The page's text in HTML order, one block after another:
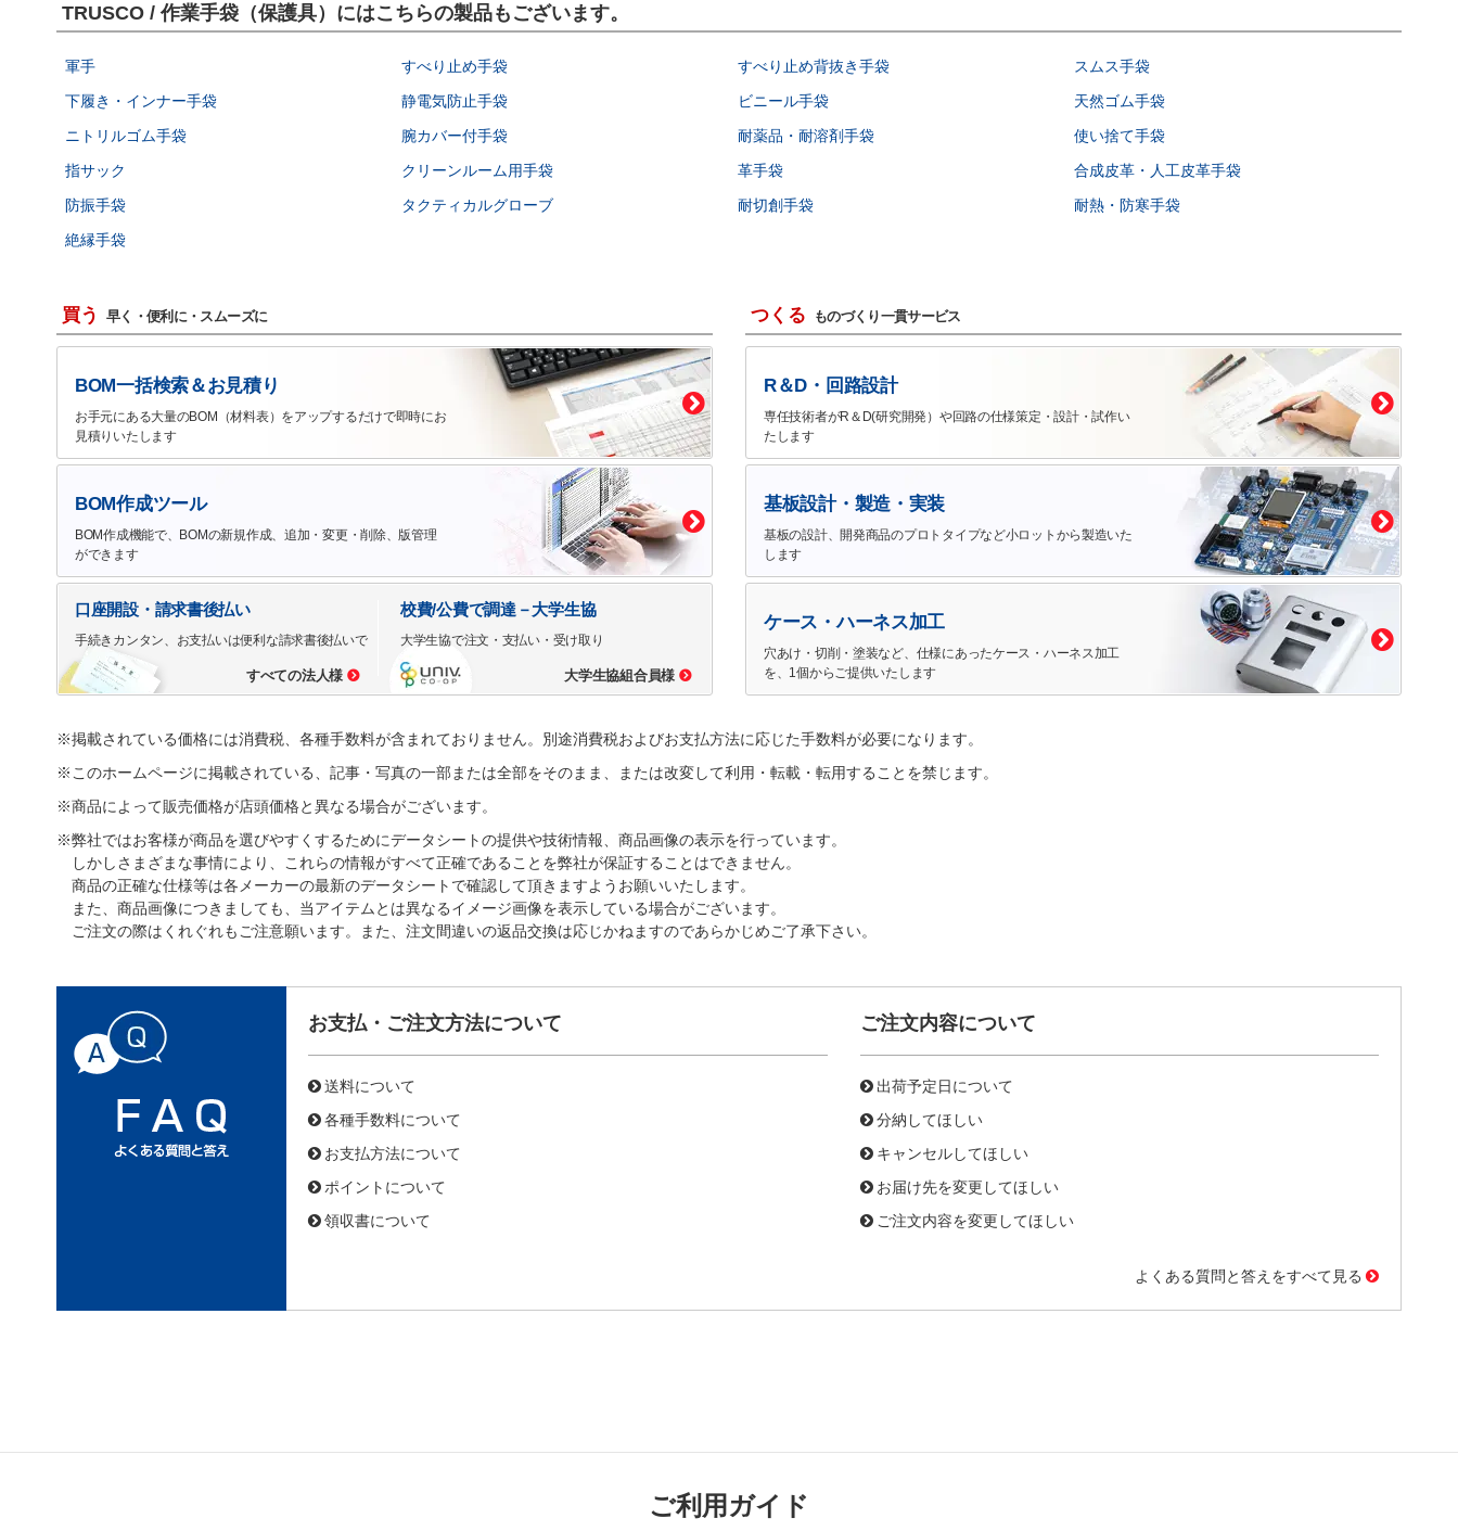
TRUSCO / 作業手袋（保護具）にはこちらの製品もございます。
軍手 すべり止め手袋 すべり止め背抜き手袋
スムス手袋
下履き・インナー手袋
静電気防止手袋 ビニール手袋
天然ゴム手袋
ニトリルゴム手袋
腕カバー付手袋 耐薬品・耐溶剤手袋
使い捨て手袋
指サック
クリーンルーム用手袋 革手袋
合成皮革・人工皮革手袋
防振手袋
タクティカルグローブ 耐切創手袋
耐熱・防寒手袋
絶縁手袋
買う 早く・便利に・スムーズに
BOM一括検索＆お見積り
お手元にある大量のBOM（材料表）をアップするだけで即時にお
見積りいたします
BOM作成ツール
BOM作成機能で、BOMの新規作成、追加・変更・削除、版管理
ができます
口座開設・請求書後払い
手続きカンタン、お支払いは便利な請求書後払いで
すべての法人様
校費/公費で調達－大学生協
大学生協で注文・支払い・受け取り
大学生協組合員様
つくる ものづくり一貫サービス
R＆D・回路設計
専任技術者がR＆D(研究開発）や回路の仕様策定・設計・試作い
たします
基板設計・製造・実装
基板の設計、開発商品のプロトタイプなど小ロットから製造いた
します
ケース・ハーネス加工
穴あけ・切削・塗装など、仕様にあったケース・ハーネス加工
を、1個からご提供いたします
※掲載されている価格には消費税、各種手数料が含まれておりません。別途消費税およびお支払方法に応じた手数料が必要になります。
※このホームページに掲載されている、記事・写真の一部または全部をそのまま、または改変して利用・転載・転用することを禁じます。
※商品によって販売価格が店頭価格と異なる場合がございます。
※弊社ではお客様が商品を選びやすくするためにデータシートの提供や技術情報、商品画像の表示を行っています。
しかしさまざまな事情により、これらの情報がすべて正確であることを弊社が保証することはできません。
商品の正確な仕様等は各メーカーの最新のデータシートで確認して頂きますようお願いいたします。
また、商品画像につきましても、当アイテムとは異なるイメージ画像を表示している場合がございます。
ご注文の際はくれぐれもご注意願います。また、注文間違いの返品交換は応じかねますのであらかじめご了承下さい。
お支払・ご注文方法について
送料について
各種手数料について
お支払方法について
ポイントについて
領収書について
ご注文内容について
出荷予定日について
分納してほしい
キャンセルしてほしい
お届け先を変更してほしい
ご注文内容を変更してほしい
よくある質問と答えをすべて見る
ご利用ガイド